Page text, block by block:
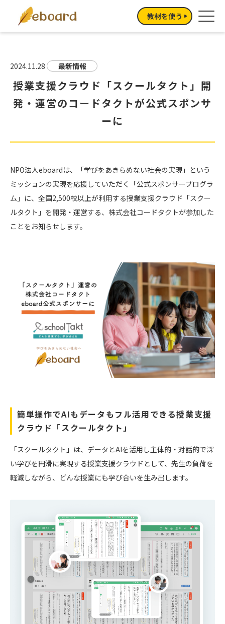
教材を使う
2024.11.28 最新情報
授業支援クラウド「スクールタクト」開
発・運営のコードタクトが公式スポンサ
ーに
NPO法人eboardは、「学びをあきらめない社会の実現」という
ミッションの実現を応援していただく「公式スポンサープログラ
ム」に、全国2,500校以上が利用する授業支援クラウド「スクー
ルタクト」を開発・運営する、株式会社コードタクトが参加した
ことをお知らせします。
簡単操作でAIもデータもフル活用できる授業支援
クラウド「スクールタクト」
「スクールタクト」は、データとAIを活用し主体的・対話的で深
い学びを円滑に実現する授業支援クラウドとして、先生の負荷を
軽減しながら、どんな授業にも学び合いを生み出します。